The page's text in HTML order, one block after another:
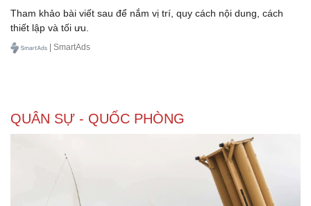
Tham khảo bài viết sau để nắm vị trí, quy cách nội dung, cách
thiết lập và tối ưu.
| SmartAds
QUÂN SỰ - QUỐC PHÒNG